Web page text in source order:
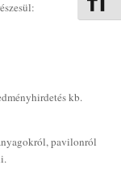
kb.
pavilonról